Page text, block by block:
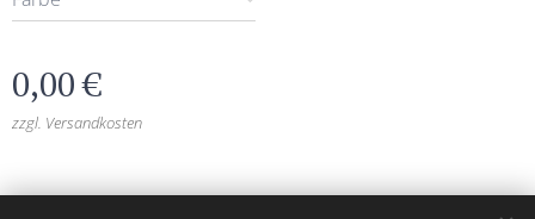
0,00€
zzgl. Versandkosten